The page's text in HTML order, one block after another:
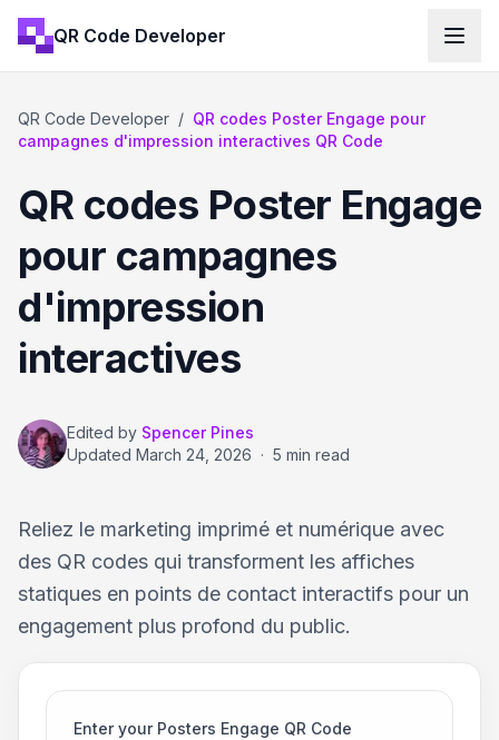
QR Code Developer
QR Code Developer / QR codes Poster Engage pour
campagnes d'impression interactives QR Code
QR codes Poster Engage
pour campagnes
d'impression
interactives
Edited by Spencer Pines
Updated March 24, 2026 · 5 min read
Reliez le marketing imprimé et numérique avec
des QR codes qui transforment les affiches
statiques en points de contact interactifs pour un
engagement plus profond du public.
Enter your Posters Engage QR Code